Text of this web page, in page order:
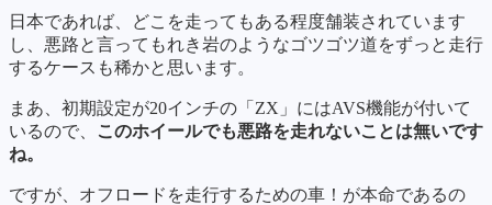
日本であれば、どこを走ってもある程度舗装されています
し、悪路と言ってもれき岩のようなゴツゴツ道をずっと走行
するケースも稀かと思います。
まあ、初期設定が20インチの「ZX」にはAVS機能が付いて
いるので、
このホイールでも悪路を走れないことは無いです
ね。
ですが、オフロードを走行するための車！が本命であるの